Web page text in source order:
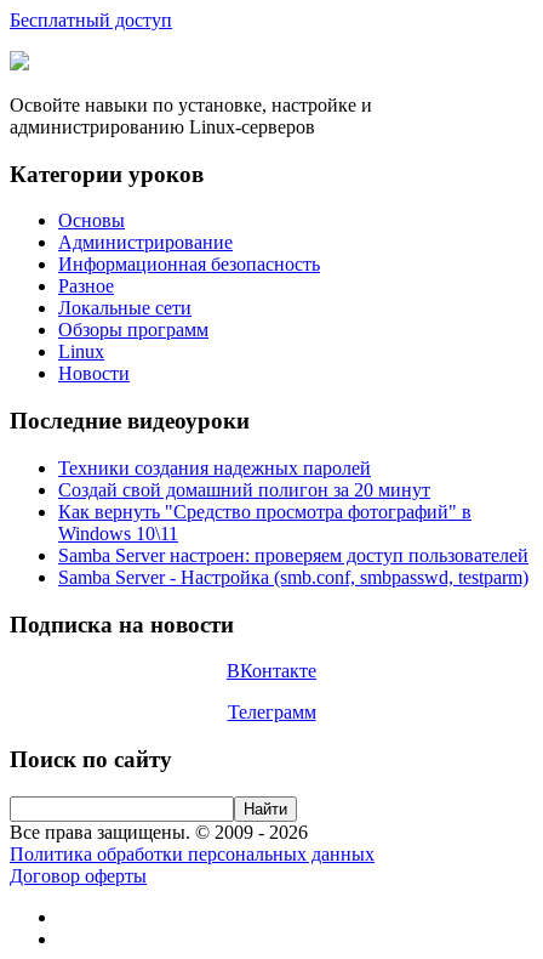
Бесплатный доступ
Освойте навыки по установке, настройке и
администрированию Linux-серверов
Категории уроков
Основы
Администрирование
Информационная безопасность
Разное
Локальные сети
Обзоры программ
Linux
Новости
Последние видеоуроки
Техники создания надежных паролей
Создай свой домашний полигон за 20 минут
Как вернуть "Средство просмотра фотографий" в
Windows 10\11
Samba Server настроен: проверяем доступ пользователей
Samba Server - Настройка (smb.conf, smbpasswd, testparm)
Подписка на новости
ВКонтакте
Телеграмм
Поиск по сайту
Все права защищены. © 2009 - 2026
Политика обработки персональных данных
Договор оферты